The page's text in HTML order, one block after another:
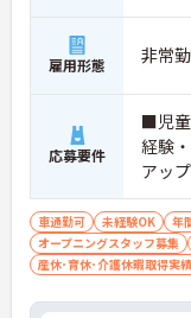
雇用形態 非常
応募要件
■児
経験
アッ
車通勤可 未経験OK 年
オープニングスタッフ募集
産休･育休･介護休暇取得実